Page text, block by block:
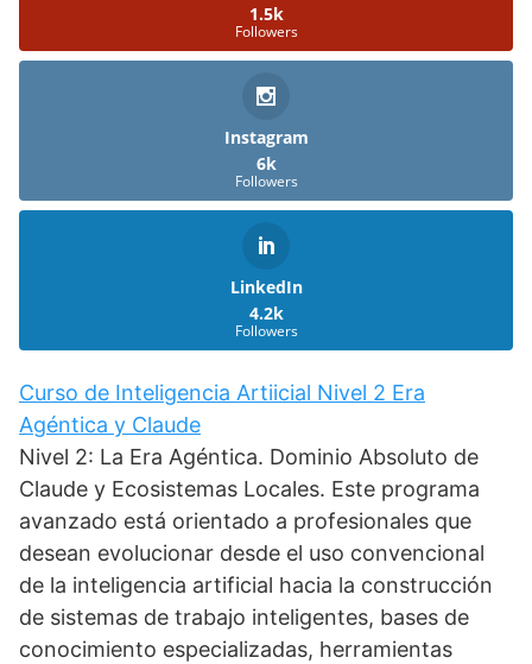
1.5k
Followers
Instagram
6k
Followers
LinkedIn
4.2k
Followers
Curso de Inteligencia Artiicial Nivel 2 Era
Agéntica y Claude
Nivel 2: La Era Agéntica. Dominio Absoluto de
Claude y Ecosistemas Locales. Este programa
avanzado está orientado a profesionales que
desean evolucionar desde el uso convencional
de la inteligencia artificial hacia la construcción
de sistemas de trabajo inteligentes, bases de
conocimiento especializadas, herramientas